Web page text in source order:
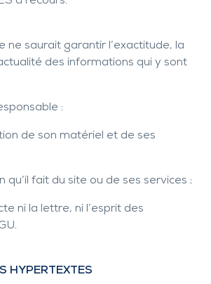
ne saurait garantir l’exactitude, la
des informations qui y sont
:
de son matériel et de ses
qu’il fait du site ou de ses services ;
ni la lettre, ni l’esprit des
HYPERTEXTES